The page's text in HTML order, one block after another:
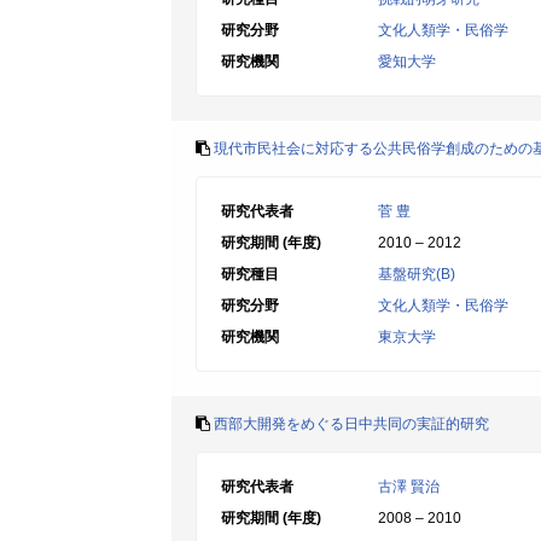
研究分野
文化人類学・民俗学
研究機関
愛知大学
現代市民社会に対応する公共民俗学創成のための
研究代表者
菅 豊
研究期間 (年度)
2010 – 2012
研究種目
基盤研究(B)
研究分野
文化人類学・民俗学
研究機関
東京大学
西部大開発をめぐる日中共同の実証的研究
研究代表者
古澤 賢治
研究期間 (年度)
2008 – 2010